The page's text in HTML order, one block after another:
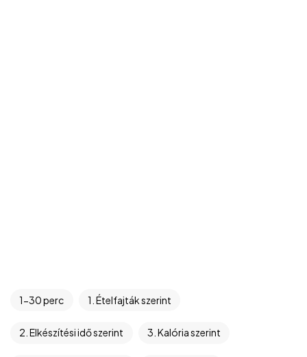
1-30 perc 1. Ételfajták szerint
2. Elkészítési idő szerint 3. Kalória szerint